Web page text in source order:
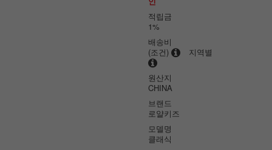
적립금
1%
배송비
(조건)
지역별
원산지
CHINA
브랜드
로얄키즈
모델명
클래식